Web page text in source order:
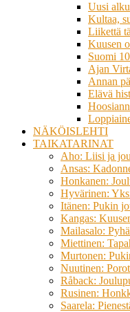
Uusi alku
Kultaa,
Liikettä
Kuusen
Suomi
Ajan
Annan
Elävä
NÄKÖISLEHTI
TAIKATARINAT
Aho: Liisi ja
Ansas:
Honkanen:
Hyvärinen:
Itänen: Pukin
Kangas:
Mailasalo:
Miettinen:
Murtonen:
Nuutinen:
Råback:
Rusinen:
Saarela: